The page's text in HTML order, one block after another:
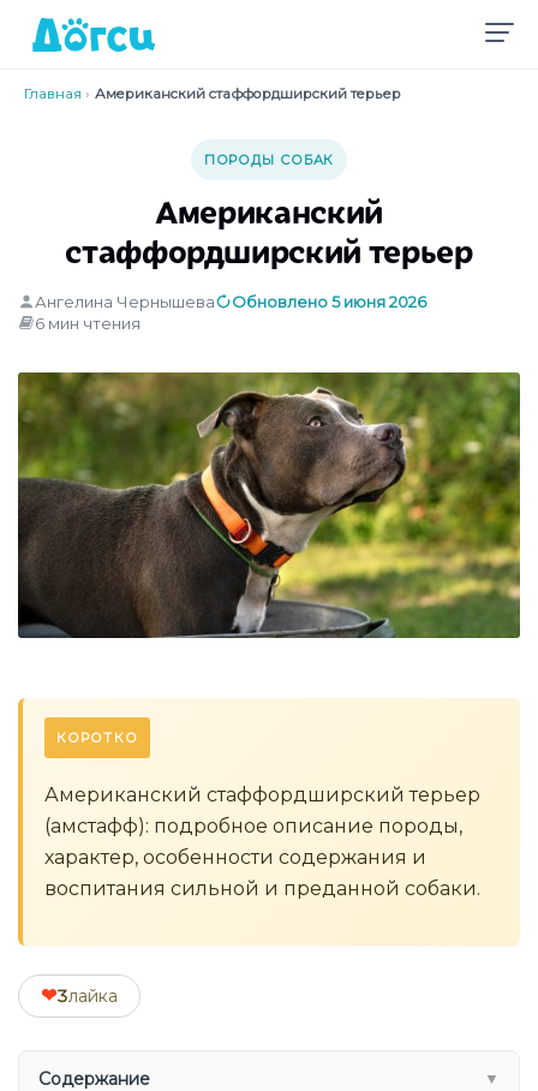
Главная › Американский стаффордширский терьер
ПОРОДЫ СОБАК
Американский
стаффордширский терьер
Ангелина Чернышева
Обновлено 5 июня 2026
6 мин чтения
КОРОТКО
Американский стаффордширский терьер
(амстафф): подробное описание породы,
характер, особенности содержания и
воспитания сильной и преданной собаки.
❤3лайка
Содержание ▼